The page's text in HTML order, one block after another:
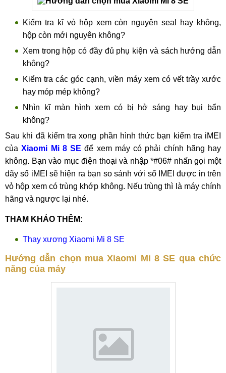
Kiểm tra kĩ vỏ hộp xem còn nguyên seal hay không,
hộp còn mới nguyên không?
Xem trong hộp có đầy đủ phụ kiện và sách hướng dẫn
không?
Kiểm tra các góc cạnh, viền máy xem có vết trầy xước
hay móp mép không?
Nhìn kĩ màn hình xem có bị hở sáng hay bụi bẩn
không?
Sau khi đã kiểm tra xong phần hình thức bạn kiểm tra iMEI
củaXiaomi Mi 8 SE để xem máy có phải chính hãng hay
không. Bạn vào mục điện thoại và nhập *#06# nhấn gọi một
dãy số iMEI sẽ hiện ra bạn so sánh với số IMEI được in trên
vỏ hộp xem có trùng khớp không. Nếu trùng thì là máy chính
hãng và ngược lại nhé.
THAM KHẢO THÊM:
Thay xương Xiaomi Mi 8 SE
Hướng dẫn chọn mua Xiaomi Mi 8 SE qua chức
năng của máy